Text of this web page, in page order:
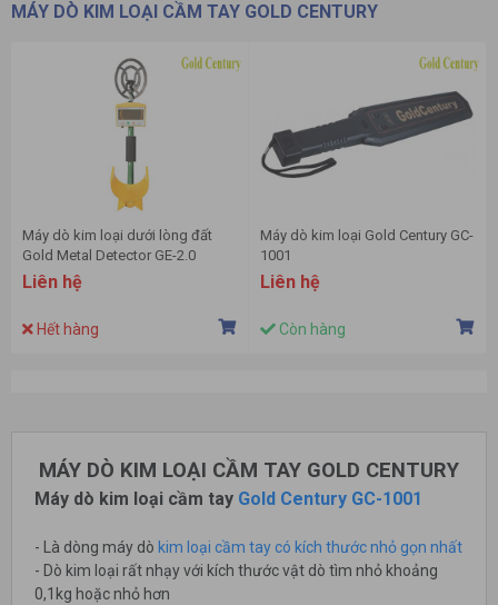
MÁY DÒ KIM LOẠI CẦM TAY GOLD CENTURY
Máy dò kim loại dưới lòng đất
Gold Metal Detector GE-2.0
Liên hệ
Hết hàng
Máy dò kim loại Gold Century GC-
1001
Liên hệ
Còn hàng
MÁY DÒ KIM LOẠI CẦM TAY GOLD CENTURY
Máy dò kim loại cầm tay Gold Century GC-1001
- Là dòng máy dò kim loại cầm tay có kích thước nhỏ gọn nhất
- Dò kim loại rất nhạy với kích thước vật dò tìm nhỏ khoảng
0,1kg hoặc nhỏ hơn